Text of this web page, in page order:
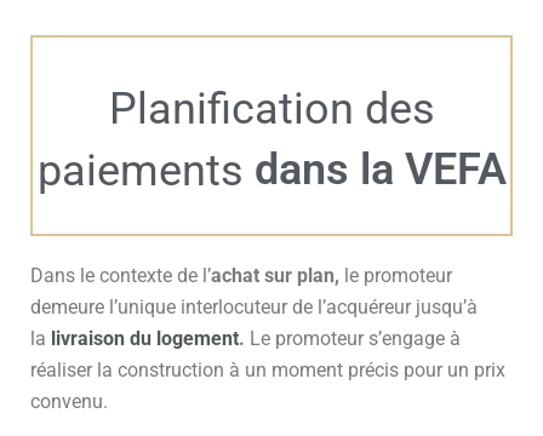
Planification des
paiements dans la VEFA
Dans le contexte de l’achat sur plan, le promoteur
demeure l’unique interlocuteur de l’acquéreur jusqu’à
la livraison du logement. Le promoteur s’engage à
réaliser la construction à un moment précis pour un prix
convenu.